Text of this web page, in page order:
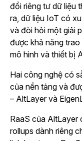
đổi riêng tư dữ liệu
ra, dữ liệu IoT có
và đòi hỏi một giải
được khả năng
mô hình và thiết bị
Hai công nghệ có
của nền tảng và
– AltLayer và
RaaS của AltLayer
rollups dành riêng